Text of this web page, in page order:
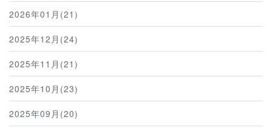
2026年01月(21)
2025年12月(24)
2025年11月(21)
2025年10月(23)
2025年09月(20)